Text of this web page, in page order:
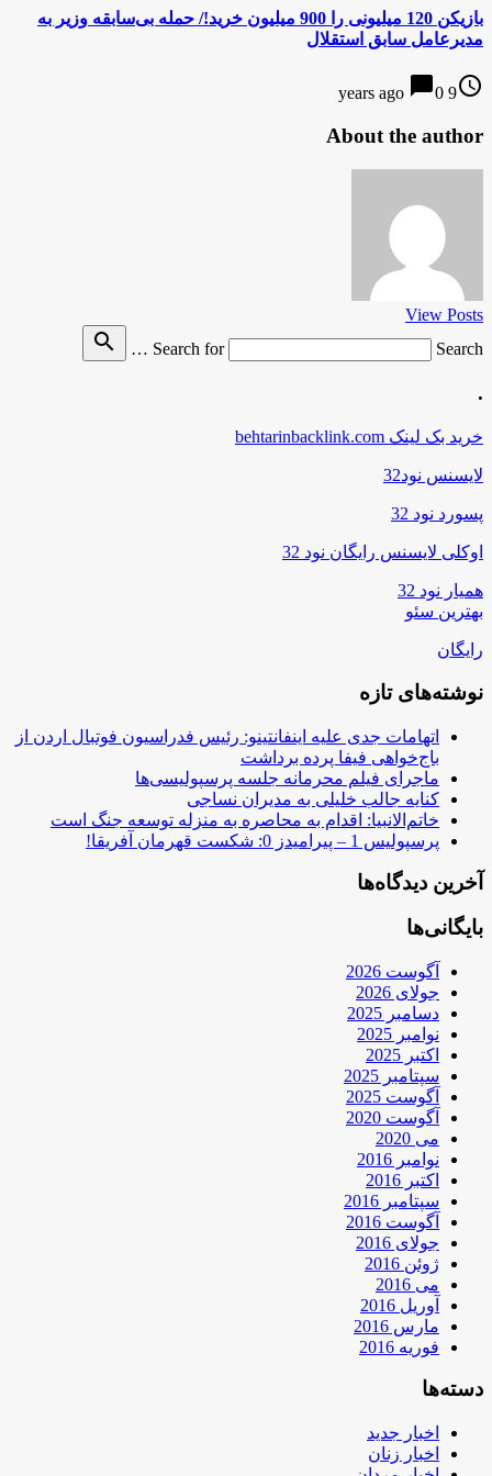
بازیکن 120 میلیونی را 900 میلیون خرید!/ حمله بی‌سابقه وزیر به
مدیرعامل سابق استقلال
access_time
9 years ago
chat_bubble0
About the author
View Posts
Search for
Search …
search
.
خرید بک لینک behtarinbacklink.com
لایسنس نود32
پسورد نود 32
اوکلی لایسنس رایگان نود 32
همیار نود 32
بهترین سئو
رایگان
نوشته‌های تازه
اتهامات جدی علیه اینفانتینو: رئیس فدراسیون فوتبال اردن از
باج‌خواهی فیفا پرده برداشت
ماجرای فیلم محرمانه جلسه پرسپولیسی‌ها
کنایه جالب خلیلی به مدیران نساجی
خاتم‌الانبیا: اقدام به محاصره به منزله توسعه جنگ است
پرسپولیس 1 – پیرامیدز 0: شکست قهرمان آفریقا!
آخرین دیدگاه‌ها
بایگانی‌ها
آگوست 2026
جولای 2026
دسامبر 2025
نوامبر 2025
اکتبر 2025
سپتامبر 2025
آگوست 2025
آگوست 2020
می 2020
نوامبر 2016
اکتبر 2016
سپتامبر 2016
آگوست 2016
جولای 2016
ژوئن 2016
می 2016
آوریل 2016
مارس 2016
فوریه 2016
دسته‌ها
اخبار جدید
اخبار زنان